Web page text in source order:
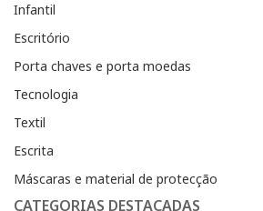
Infantil
Escritório
Porta chaves e porta moedas
Tecnologia
Textil
Escrita
Máscaras e material de protecção
CATEGORIAS DESTACADAS